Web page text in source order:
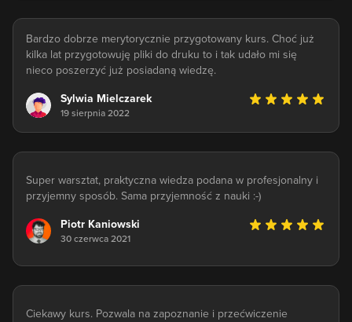
Bardzo dobrze merytorycznie przygotowany kurs. Choć już
kilka lat przygotowuję pliki do druku to i tak udało mi się
nieco poszerzyć już posiadaną wiedzę.
Sylwia Mielczarek
19 sierpnia 2022
Super warsztat, praktyczna wiedza podana w profesjonalny i
przyjemny sposób. Sama przyjemność z nauki :-)
Piotr Kaniowski
30 czerwca 2021
Ciekawy kurs. Pozwala na zapoznanie i przećwiczenie